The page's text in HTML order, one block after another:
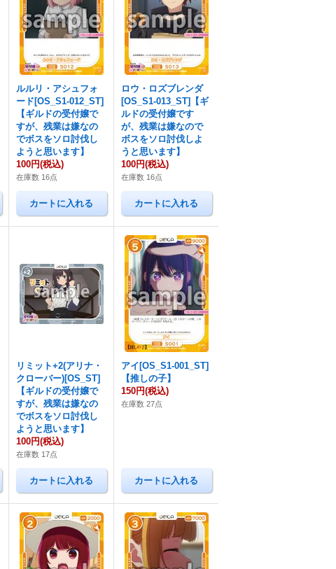
ルルリ・アシュフォ
ード[OS_S1-012_ST]
【ギルドの受付嬢で
すが、残業は嫌なの
でボスをソロ討伐し
ようと思います】
100円(税込)
在庫数 16点
ロウ・ロズブレンダ
[OS_S1-013_ST]【ギ
ルドの受付嬢です
が、残業は嫌なので
ボスをソロ討伐しよ
うと思います】
100円(税込)
在庫数 16点
リミット+2(アリナ・
クローバー)[OS_ST]
【ギルドの受付嬢で
すが、残業は嫌なの
でボスをソロ討伐し
ようと思います】
100円(税込)
在庫数 17点
アイ[OS_S1-001_ST]
【推しの子】
150円(税込)
在庫数 27点